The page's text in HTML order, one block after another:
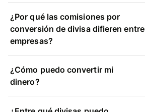
¿Por qué las comisiones por
conversión de divisa difieren entre
empresas?
¿Cómo puedo convertir mi
dinero?